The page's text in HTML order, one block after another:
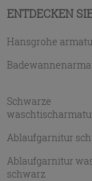
ENTDECKEN
Hansgrohe
Schwarze
Ablaufgarnitur
Ablaufgarnitur
schwarz